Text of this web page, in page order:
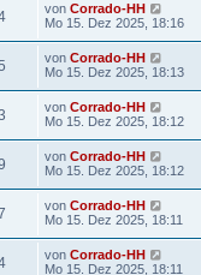
von Corrado-HH
Mo 15. Dez 2025, 18:16
von Corrado-HH
Mo 15. Dez 2025, 18:13
von Corrado-HH
Mo 15. Dez 2025, 18:12
von Corrado-HH
Mo 15. Dez 2025, 18:12
von Corrado-HH
Mo 15. Dez 2025, 18:11
von Corrado-HH
Mo 15. Dez 2025, 18:11